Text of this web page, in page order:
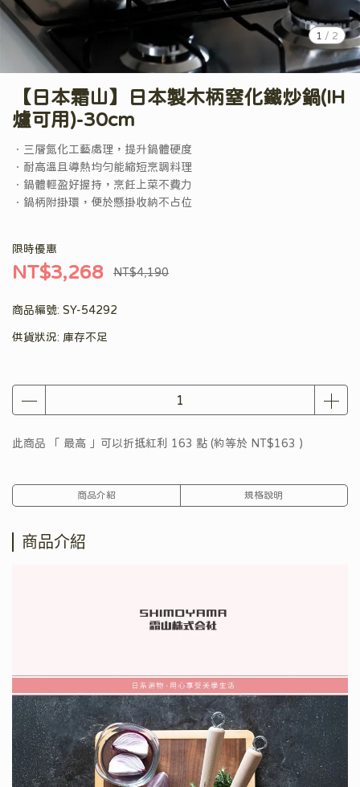
1 / 2
【日本霜山】日本製木柄窒化鐵炒鍋(IH
爐可用)-30cm
．三層氮化工藝處理，提升鍋體硬度
．耐高溫且導熱均勻能縮短烹調料理
．鍋體輕盈好握持，烹飪上菜不費力
．鍋柄附掛環，便於懸掛收納不占位
限時優惠
NT$3,268 NT$4,190
商品編號: SY-54292
供貨狀況: 庫存不足
此商品 「 最高 」可以折抵紅利 163 點 (約等於 NT$163 )
商品介紹 規格說明
商品介紹